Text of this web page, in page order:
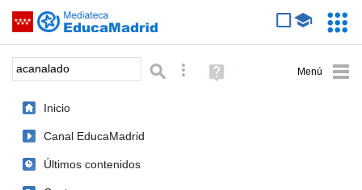
Saltar navegación
Palabra o frase: Búsqueda avanzada
Ayuda
(en
Inicio
Canal EducaMadrid
Últimos contenidos